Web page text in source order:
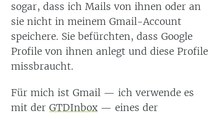
sogar, dass ich Mails von ihnen oder an
sie nicht in meinem Gmail-Account
speichere. Sie befürchten, dass Google
Profile von ihnen anlegt und diese Profile
missbraucht.
Für mich ist Gmail — ich verwende es
mit der GTDInbox — eines der